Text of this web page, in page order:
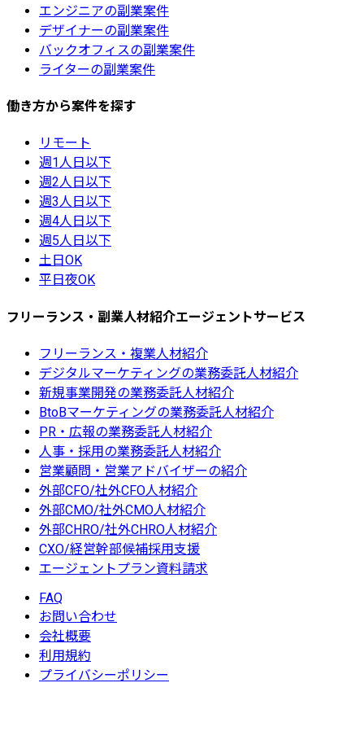
エンジニアの副業案件
デザイナーの副業案件
バックオフィスの副業案件
ライターの副業案件
働き方から案件を探す
リモート
週1人日以下
週2人日以下
週3人日以下
週4人日以下
週5人日以下
土日OK
平日夜OK
フリーランス・副業人材紹介エージェントサービス
フリーランス・複業人材紹介
デジタルマーケティングの業務委託人材紹介
新規事業開発の業務委託人材紹介
BtoBマーケティングの業務委託人材紹介
PR・広報の業務委託人材紹介
人事・採用の業務委託人材紹介
営業顧問・営業アドバイザーの紹介
外部CFO/社外CFO人材紹介
外部CMO/社外CMO人材紹介
外部CHRO/社外CHRO人材紹介
CXO/経営幹部候補採用支援
エージェントプラン資料請求
FAQ
お問い合わせ
会社概要
利用規約
プライバシーポリシー